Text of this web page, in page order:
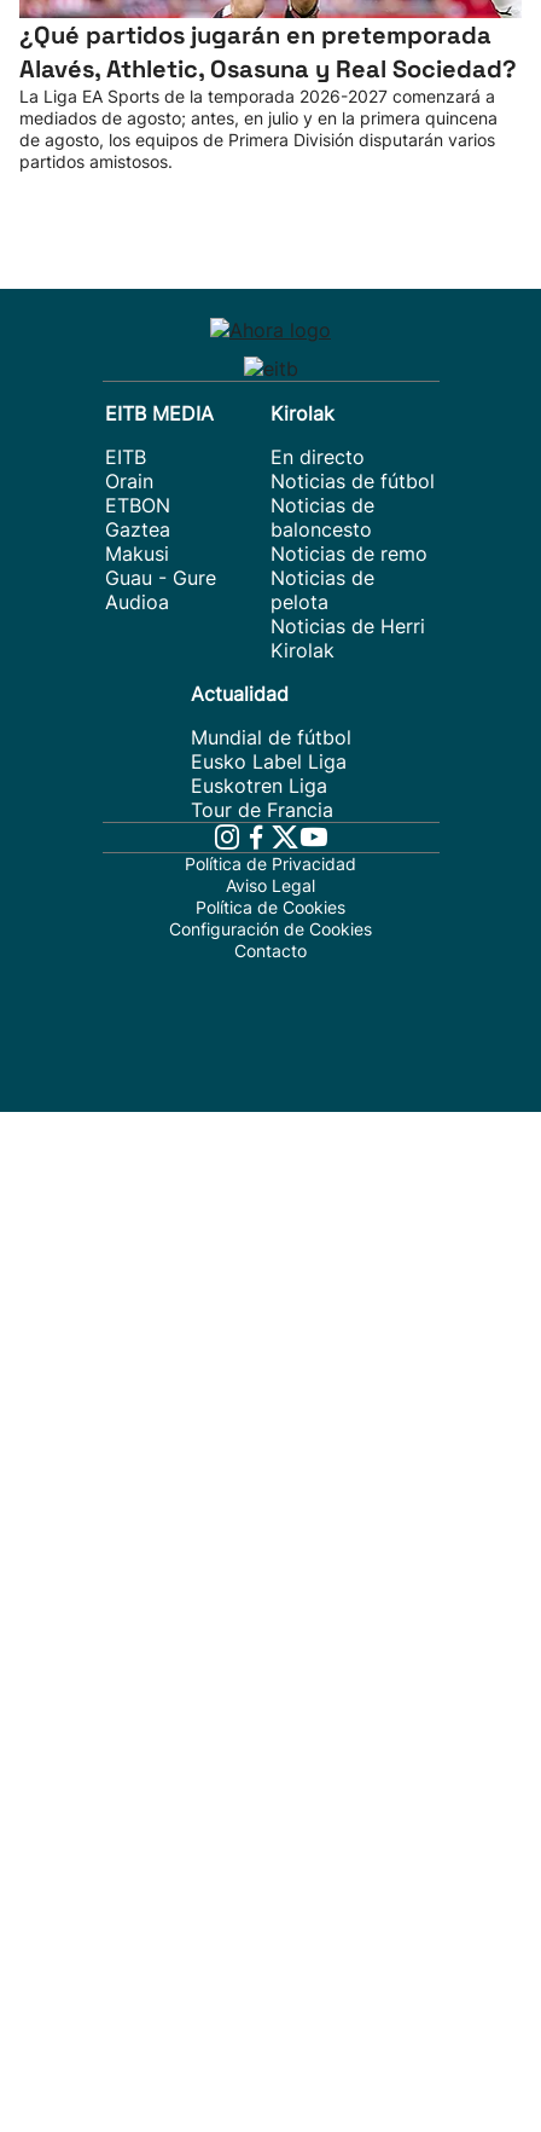
¿Qué partidos jugarán en pretemporada
Alavés, Athletic, Osasuna y Real Sociedad?
La Liga EA Sports de la temporada 2026-2027 comenzará a
mediados de agosto; antes, en julio y en la primera quincena
de agosto, los equipos de Primera División disputarán varios
partidos amistosos.
EITB MEDIA
EITB
Orain
ETBON
Gaztea
Makusi
Guau - Gure
Audioa
Kirolak
En directo
Noticias de fútbol
Noticias de
baloncesto
Noticias de remo
Noticias de
pelota
Noticias de Herri
Kirolak
Actualidad
Mundial de fútbol
Eusko Label Liga
Euskotren Liga
Tour de Francia
Política de Privacidad
Aviso Legal
Política de Cookies
Configuración de Cookies
Contacto